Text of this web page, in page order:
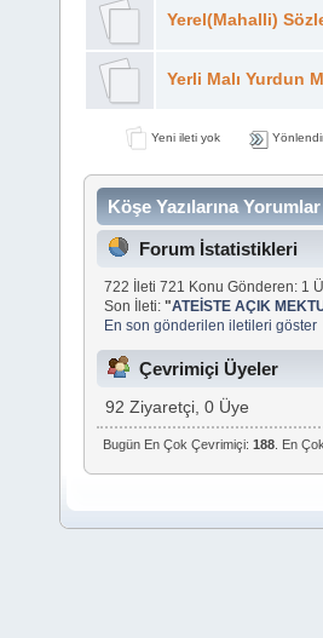
Yerel(Mahalli)
Yerli Malı Yurdun
Yeni ileti yok
Köşe Yazılarına
Forum İstatistikleri
722 İleti 721 Konu Gönderen: 1
Son İleti:"ATEİSTE AÇIK
En son gönderilen iletileri göster
Çevrimiçi Üyeler
92 Ziyaretçi, 0 Üye
Bugün En Çok Çevrimiçi:188 . En